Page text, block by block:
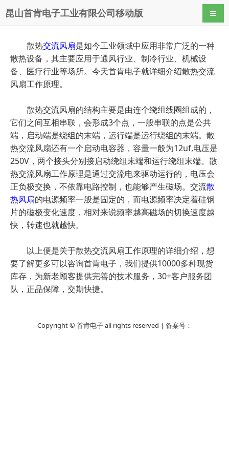
昆山首肯电子工业有限公司移动版 导航
散热交流风扇是如今工业领域中应用非常广泛的一种
散热设备，其主要应用于通风行业、制冷行业、机械设
备、医疗行业等场所。今天首肯电子就详细介绍散热交流
风扇工作原理。
散热交流风扇的结构主要是由连个绕组线圈组成的，
它们之间互相串联，会形成3个点，一般串联的点是公共
端，启动端是绕组的末端，运行端是运行绕组的末端。散
热交流风扇还有一个启动电容器，容量一般为12uf,电压是
250V，两个接头分别接启动绕组末端和运行绕组末端。散
热交流风扇工作原理是通过交流电来驱动运行的，电压会
正负极交换，不依靠电路控制，也能够产生磁场。交流散
热风扇的电源频率一般是固定的，而电源频率决定着硅钢
片的磁极变化速度，相对来说频率越高磁场的切换速度越
快，转速也就越快。
以上便是关于散热交流风扇工作原理的详细介绍，想
要了解更多可以咨询首肯电子，我们提供10000多种现货
库存，为新老顾客提供完善的技术服务，30+客户服务团
队，正品保障，交期快捷。
Copyright © 首肯电子 all rights reserved | 备案号：